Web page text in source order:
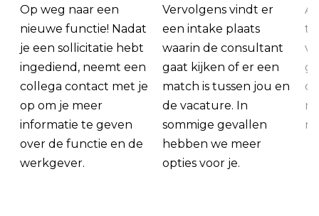
Op weg naar een
nieuwe functie! Nadat
je een sollicitatie hebt
ingediend, neemt een
collega contact met je
op om je meer
informatie te geven
over de functie en de
werkgever.
Vervolgens vindt er
een intake plaats
waarin de consultant
gaat kijken of er een
match is tussen jou en
de vacature. In
sommige gevallen
hebben we meer
opties voor je.